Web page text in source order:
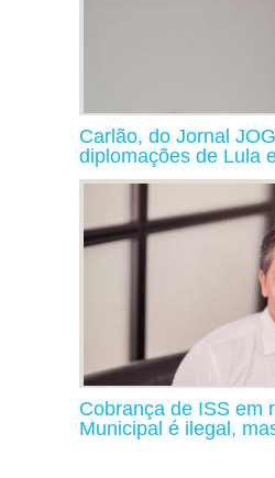
Carlão, do Jornal
diplomações de Lula
Cobrança de ISS em
Municipal é ilegal,